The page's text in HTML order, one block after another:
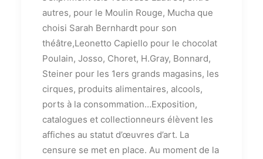
autres, pour le Moulin Rouge, Mucha que
choisi Sarah Bernhardt pour son
théâtre,Leonetto Capiello pour le chocolat
Poulain, Josso, Choret, H.Gray, Bonnard,
Steiner pour les 1ers grands magasins, les
cirques, produits alimentaires, alcools,
ports à la consommation…Exposition,
catalogues et collectionneurs élèvent les
affiches au statut d’œuvres d’art. La
censure se met en place. Au moment de la